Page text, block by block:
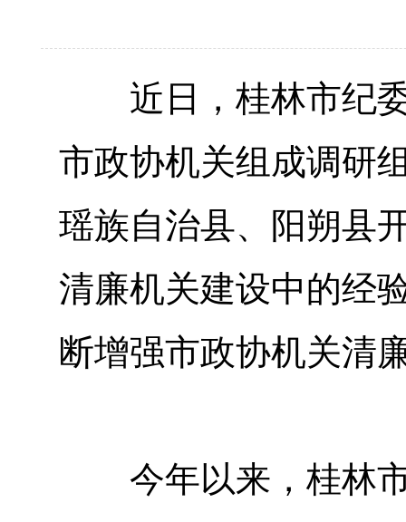
近日，桂林市纪委
市政协机关组成调研
瑶族自治县、阳朔县
清廉机关建设中的经
断增强市政协机关清
今年以来，桂林市